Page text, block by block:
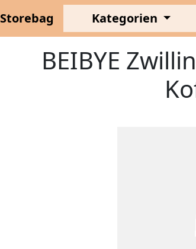
Storebag Kategorien
BEIBYE